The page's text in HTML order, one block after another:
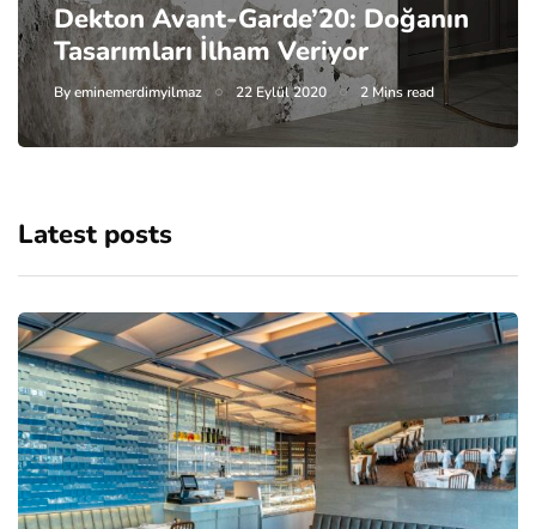
Dekton Avant-Garde’20: Doğanın
Tasarımları İlham Veriyor
Byeminemerdimyilmaz 22 Eylül 2020 2 Mins read
Latest posts